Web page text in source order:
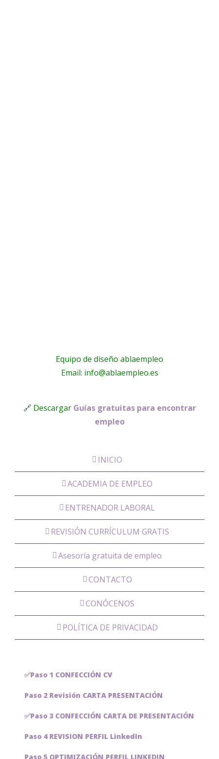
Equipo de diseño ablaempleo
Email: info@ablaempleo.es
🔗 Descargar Guías gratuitas para encontrar
empleo
INICIO
ACADEMIA DE EMPLEO
ENTRENADOR LABORAL
REVISIÓN CURRÍCULUM GRATIS
Asesoría gratuita de empleo
CONTACTO
CONÓCENOS
POLÍTICA DE PRIVACIDAD
✅Paso 1 CONFECCIÓN CV
Paso 2 Revisión CARTA PRESENTACIÓN
✅Paso 3 CONFECCIÓN CARTA DE PRESENTACIÓN
Paso 4 REVISION PERFIL LinkedIn
Paso 5 OPTIMIZACIÓN PERFIL LINKEDIN